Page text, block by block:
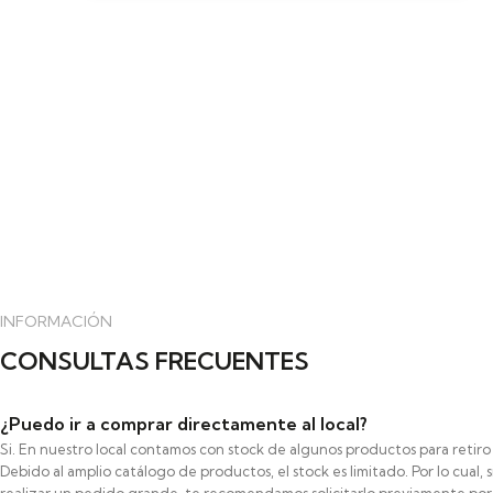
INFORMACIÓN
CONSULTAS FRECUENTES
¿Puedo ir a comprar directamente al local?
Si. En nuestro local contamos con stock de algunos productos para
Debido al amplio catálogo de productos, el stock es limitado. Por lo cual,